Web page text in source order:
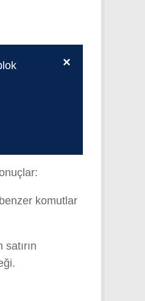
×
komutlar